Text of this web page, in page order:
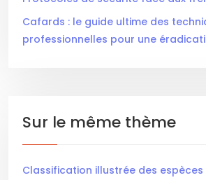
Cafards : le guide ultime des
professionnelles pour une
Sur le même thème
Classification illustrée des